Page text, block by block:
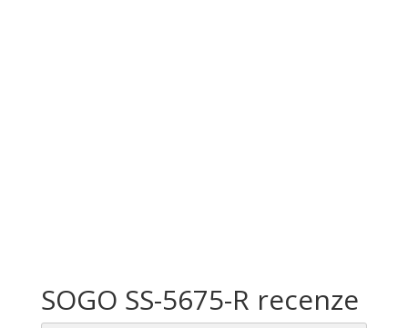
SOGO SS-5675-R recenze